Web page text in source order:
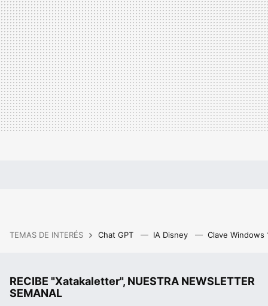
TEMAS DE INTERÉS Chat GPT IA Disney Clave Windows
RECIBE "Xatakaletter", NUESTRA NEWSLETTER
SEMANAL